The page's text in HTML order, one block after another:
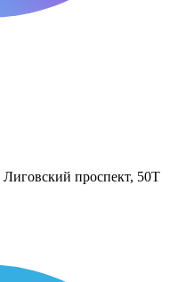
Лиговский проспект, 50Т